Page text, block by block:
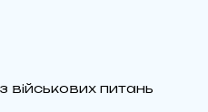
військових питань